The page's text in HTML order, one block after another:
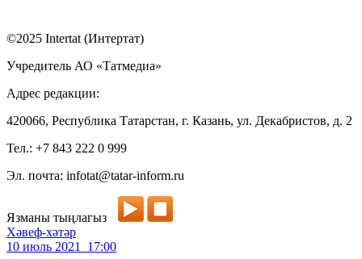
©2025 Intertat (Интертат)
Учредитель АО «Татмедиа»
Адрес редакции:
420066, Республика Татарстан, г. Казань, ул. Декабристов, д. 2
Тел.: +7 843 222 0 999
Эл. почта: infotat@tatar-inform.ru
Язманы тыңлагыз
Хәвеф-хәтәр
10 июль 2021 17:00